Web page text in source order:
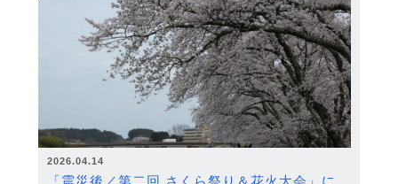
2026.04.14
「震災後／第二回 さくら祭り＆花火大会」に